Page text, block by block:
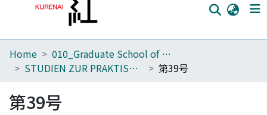
Home
Browse
Home
010_Graduate School of Letters
STUDIEN ZUR PRAKTISCHEN PHILOSOPHIE
第39号
第39号